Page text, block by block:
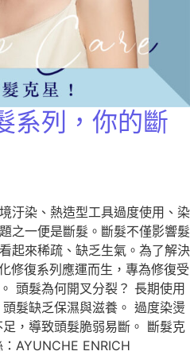
系列，你的斷
汙染、熱造型工具過度使用、染
之一便是斷髮。斷髮不僅影響髮
起來稀疏、缺乏生氣。為了解決
修復系列應運而生，專為修復受
頭髮為何開叉分裂？ 長期使用
髮缺乏保濕與滋養。 過度染燙
，導致頭髮脆弱易斷。 斷髮克
AYUNCHE ENRICH